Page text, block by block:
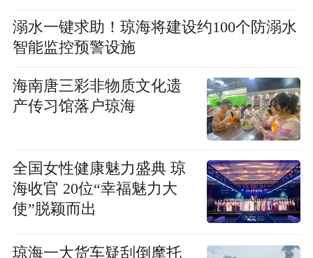
溺水一键求助！琼海将建设约100个防溺水
智能监控预警设施
海南唐三彩非物质文化遗
产传习馆落户琼海
全国女性健康魅力盛典 琼
海收官 20位“幸福魅力大
使”脱颖而出
琼海一大货车疑刮倒摩托